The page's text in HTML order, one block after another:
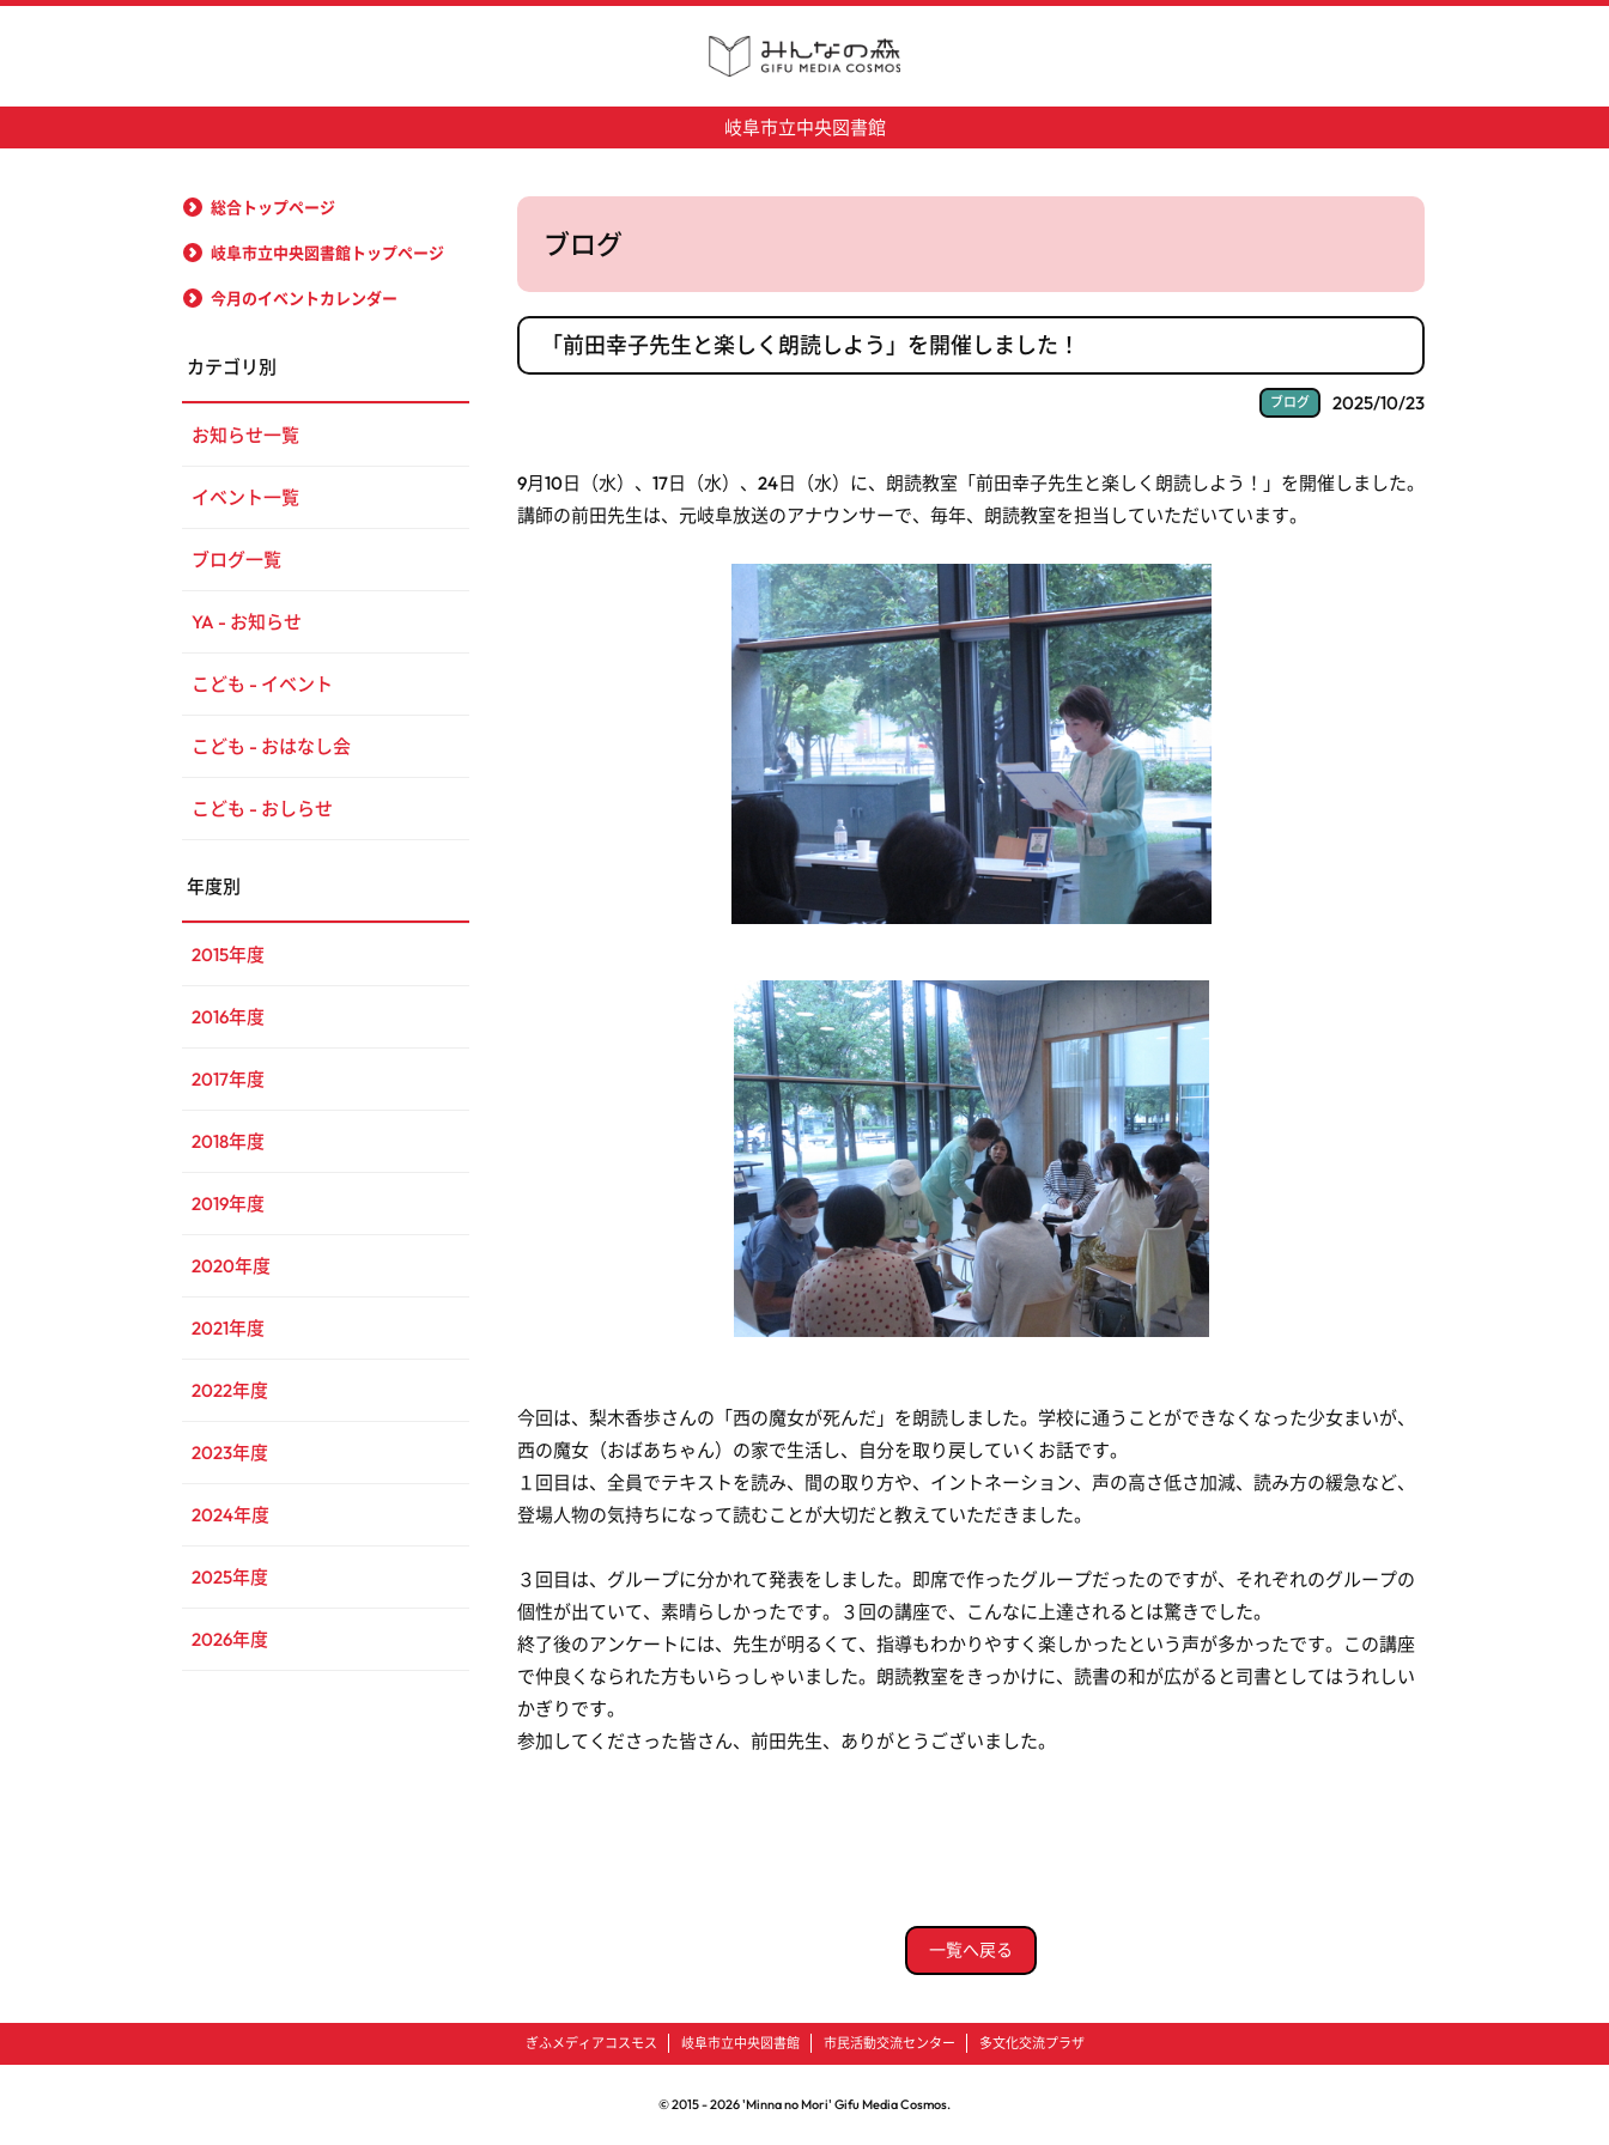
岐阜市立中央図書館
ブログ
「前田幸子先生と楽しく朗読しよう」を開催しました！
ブログ 2025/10/23
9月10日（水）、17日（水）、24日（水）に、朗読教室「前田幸子先生と楽しく朗読しよう！」を開催しました。
講師の前田先生は、元岐阜放送のアナウンサーで、毎年、朗読教室を担当していただいています。
今回は、梨木香歩さんの「西の魔女が死んだ」を朗読しました。学校に通うことができなくなった少女まいが、
西の魔女（おばあちゃん）の家で生活し、自分を取り戻していくお話です。
１回目は、全員でテキストを読み、間の取り方や、イントネーション、声の高さ低さ加減、読み方の緩急など、
登場人物の気持ちになって読むことが大切だと教えていただきました。
３回目は、グループに分かれて発表をしました。即席で作ったグループだったのですが、それぞれのグループの
個性が出ていて、素晴らしかったです。３回の講座で、こんなに上達されるとは驚きでした。
終了後のアンケートには、先生が明るくて、指導もわかりやすく楽しかったという声が多かったです。この講座
で仲良くなられた方もいらっしゃいました。朗読教室をきっかけに、読書の和が広がると司書としてはうれしい
かぎりです。
参加してくださった皆さん、前田先生、ありがとうございました。
一覧へ戻る
総合トップページ
岐阜市立中央図書館トップページ
今月のイベントカレンダー
カテゴリ別
お知らせ一覧
イベント一覧
ブログ一覧
YA - お知らせ
こども - イベント
こども - おはなし会
こども - おしらせ
年度別
2015年度
2016年度
2017年度
2018年度
2019年度
2020年度
2021年度
2022年度
2023年度
2024年度
2025年度
2026年度
ぎふメディアコスモス 岐阜市立中央図書館 市民活動交流センター 多文化交流プラザ
© 2015 -2026'Minna no Mori' Gifu Media Cosmos.